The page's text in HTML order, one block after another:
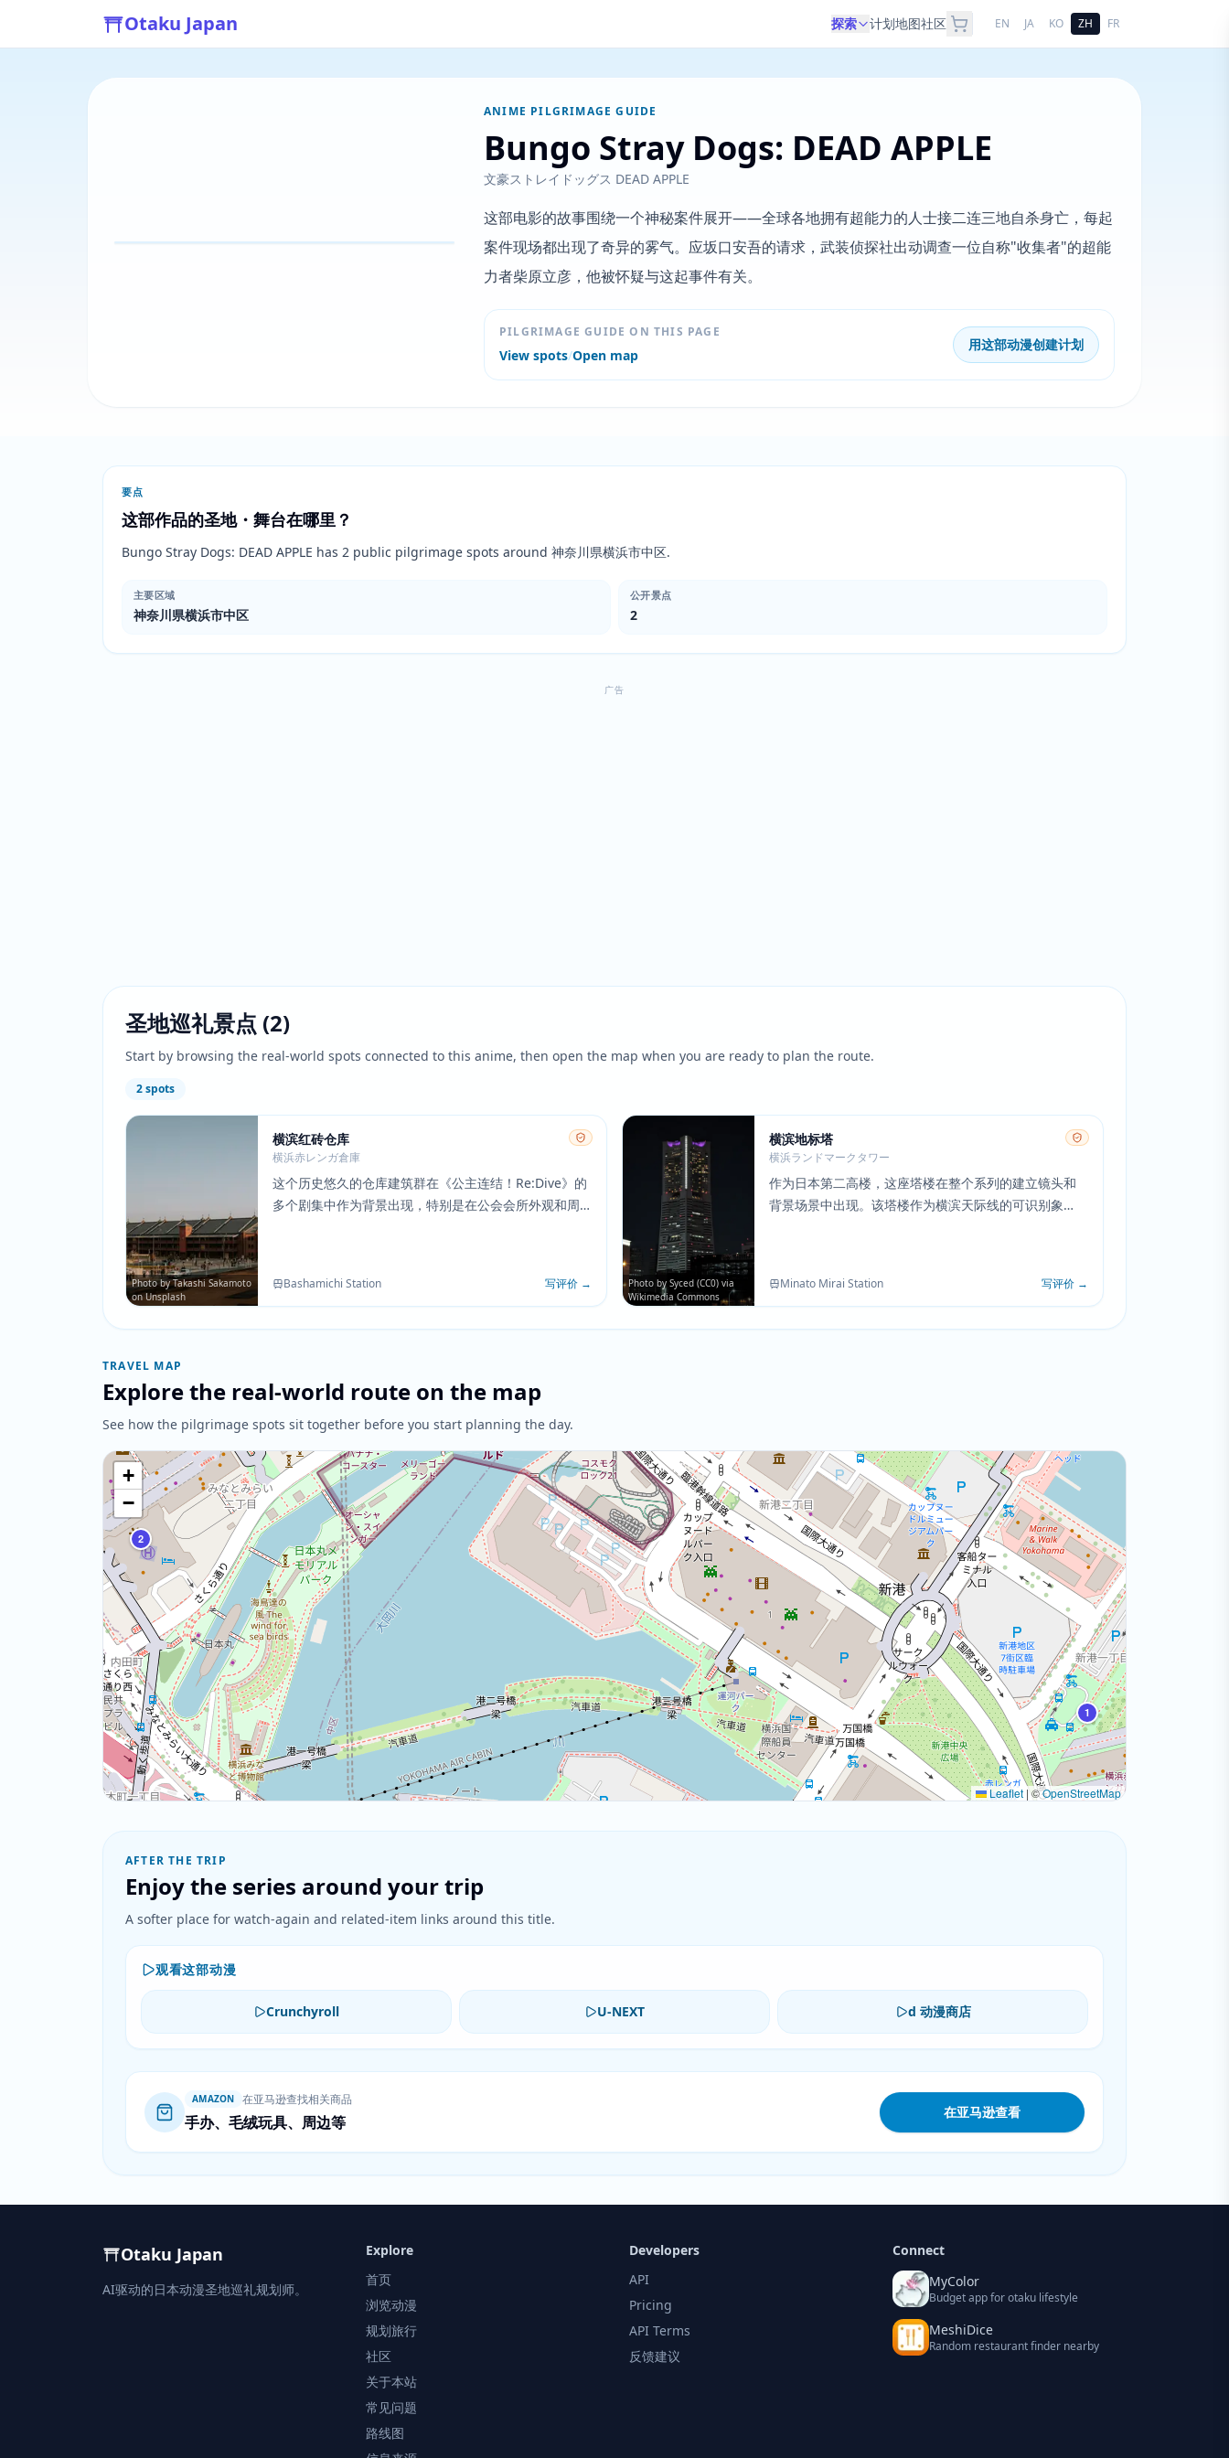
Otaku Japan 探索 计划地图社区 EN JA KO ZH FR
ANIME PILGRIMAGE GUIDE
Bungo Stray Dogs: DEAD APPLE
文豪ストレイドッグス DEAD APPLE
这部电影的故事围绕一个神秘案件展开——全球各地拥有超能力的人士接二连三地自杀身亡，每起
案件现场都出现了奇异的雾气。应坂口安吾的请求，武装侦探社出动调查一位自称"收集者"的超能
力者柴原立彦，他被怀疑与这起事件有关。
PILGRIMAGE GUIDE ON THIS PAGE
View spots/Open map
用这部动漫创建计划
要点
这部作品的圣地・舞台在哪里？
Bungo Stray Dogs: DEAD APPLE has 2 public pilgrimage spots around 神奈川県横浜市中区.
主要区域
神奈川県横浜市中区
公开景点
2
广告
圣地巡礼景点 (2)
Start by browsing the real-world spots connected to this anime, then open the map when you are ready to plan the route.
2spots
Photo by Takashi Sakamoto
on Unsplash
横滨红砖仓库
横浜赤レンガ倉庫
这个历史悠久的仓库建筑群在《公主连结！Re:Dive》的
多个剧集中作为背景出现，特别是在公会会所外观和周
Bashamichi Station 写评价 →
Photo by Syced (CC0) via
Wikimedia Commons
横滨地标塔
横浜ランドマークタワー
作为日本第二高楼，这座塔楼在整个系列的建立镜头和
背景场景中出现。该塔楼作为横滨天际线的可识别象
Minato Mirai Station 写评价 →
TRAVEL MAP
Explore the real-world route on the map
See how the pilgrimage spots sit together before you start planning the day.
1
2
+
−
Leaflet |©OpenStreetMap
AFTER THE TRIP
Enjoy the series around your trip
A softer place for watch-again and related-item links around this title.
观看这部动漫
Crunchyroll U-NEXT d 动漫商店
AMAZON 在亚马逊查找相关商品
手办、毛绒玩具、周边等
在亚马逊查看
Otaku Japan
AI驱动的日本动漫圣地巡礼规划师。
Explore
首页
浏览动漫
规划旅行
社区
关于本站
常见问题
路线图
Developers
API
Pricing
API Terms
反馈建议
Connect
MyColor
Budget app for otaku lifestyle
MeshiDice
Random restaurant finder nearby